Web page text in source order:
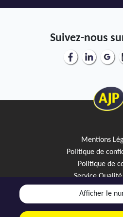
Afficher le
Suivez-nous
Mentions
Politique de
Politique de
Service
Créez votre